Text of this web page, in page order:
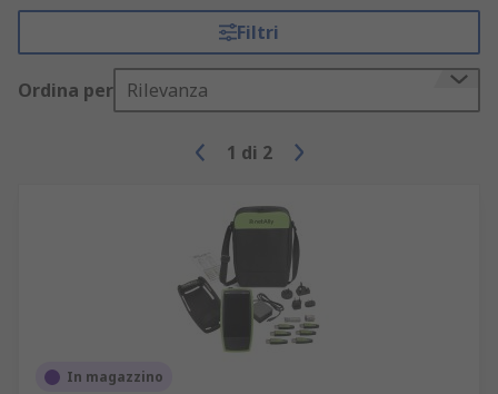
Filtri
Ordina per Rilevanza
1 di 2
In magazzino